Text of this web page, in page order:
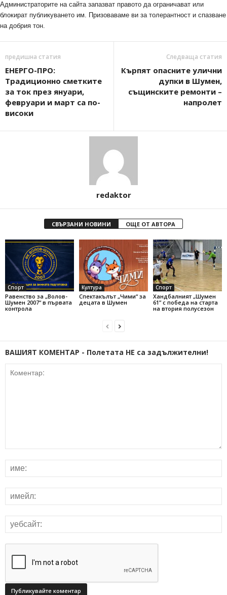
Администраторите на сайта запазват правото да ограничават или
блокират публикуването им. Призоваваме ви за толерантност и спазване
на добрия тон.
предишна статия
ЕНЕРГО-ПРО:
Традиционно сметките
за ток през януари,
февруари и март са по-
високи
Следваща статия
Кърпят опасните улични
дупки в Шумен,
същинските ремонти –
напролет
redaktor
СВЪРЗАНИ НОВИНИ ОЩЕ ОТ АВТОРА
Спорт
Равенство за „Волов-
Шумен 2007“ в първата
контрола
Култура
Спектакълът „Чими“ за
децата в Шумен
Спорт
Хандбалният „Шумен
61” с победа на старта
на втория полусезон
ВАШИЯТ КОМЕНТАР - Полетата НЕ са задължителни!